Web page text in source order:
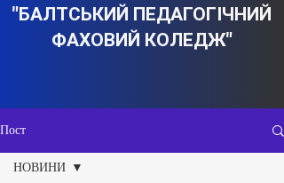
"БАЛТСЬКИЙ ПЕДАГОГІЧНИЙ
ФАХОВИЙ КОЛЕДЖ"
Пост
НОВИНИ